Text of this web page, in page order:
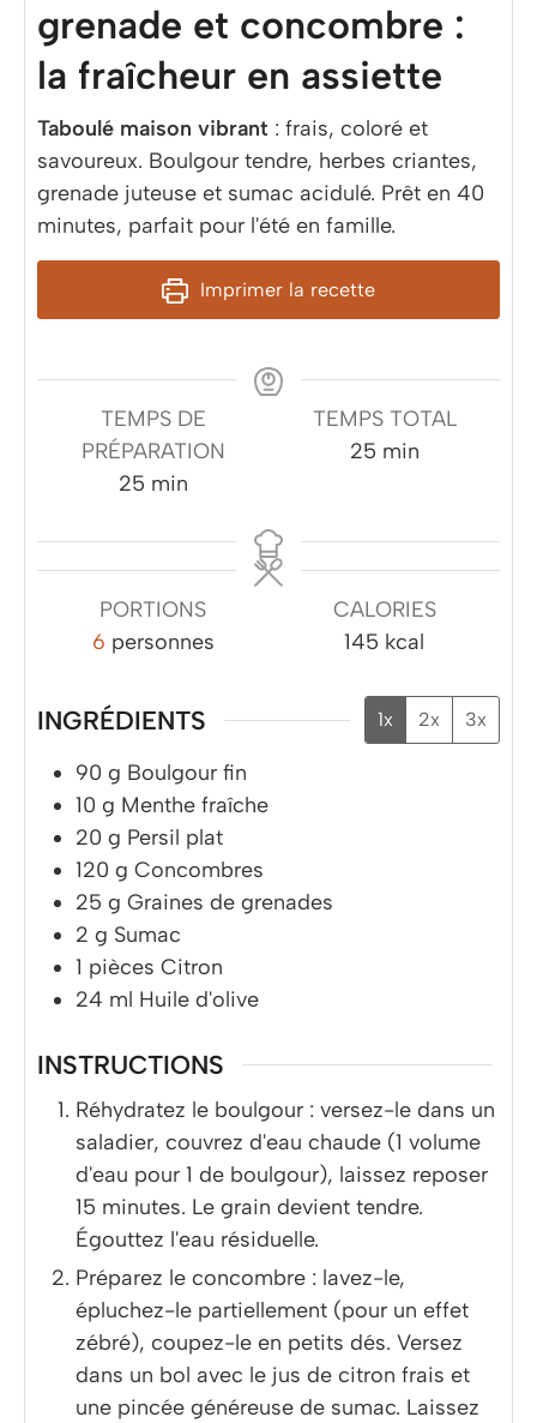
grenade et concombre :
la fraîcheur en assiette
Taboulé maison vibrant : frais, coloré et
savoureux. Boulgour tendre, herbes criantes,
grenade juteuse et sumac acidulé. Prêt en 40
minutes, parfait pour l'été en famille.
Imprimer la recette
TEMPS DE
PRÉPARATION
25minutes
min
TEMPS TOTAL
25minutes
min
PORTIONS
6 personnes
CALORIES
145 kcal
INGRÉDIENTS 1x 2x 3x
90 g Boulgour fin
10 g Menthe fraîche
20 g Persil plat
120 g Concombres
25 g Graines de grenades
2 g Sumac
1 pièces Citron
24 ml Huile d'olive
INSTRUCTIONS
Réhydratez le boulgour : versez-le dans un
saladier, couvrez d'eau chaude (1 volume
d'eau pour 1 de boulgour), laissez reposer
15 minutes. Le grain devient tendre.
Égouttez l'eau résiduelle.
Préparez le concombre : lavez-le,
épluchez-le partiellement (pour un effet
zébré), coupez-le en petits dés. Versez
dans un bol avec le jus de citron frais et
une pincée généreuse de sumac. Laissez